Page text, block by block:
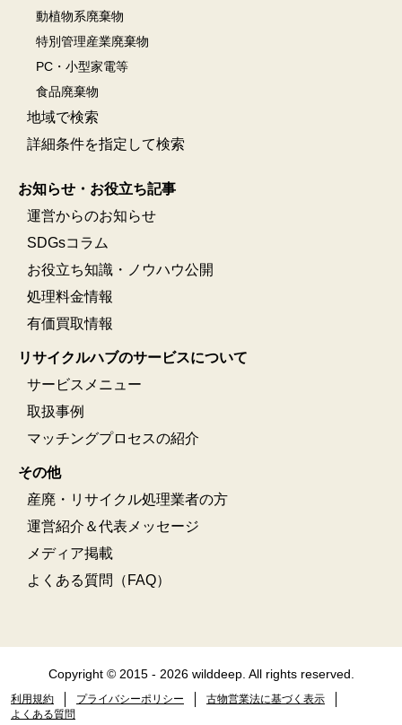
動植物系廃棄物
特別管理産業廃棄物
PC・小型家電等
食品廃棄物
地域で検索
詳細条件を指定して検索
お知らせ・お役立ち記事
運営からのお知らせ
SDGsコラム
お役立ち知識・ノウハウ公開
処理料金情報
有価買取情報
リサイクルハブのサービスについて
サービスメニュー
取扱事例
マッチングプロセスの紹介
その他
産廃・リサイクル処理業者の方
運営紹介＆代表メッセージ
メディア掲載
よくある質問（FAQ）
Copyright © 2015 - 2026 wilddeep. All rights reserved.
利用規約 プライバシーポリシー
古物営業法に基づく表示
よくある質問